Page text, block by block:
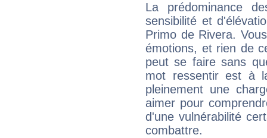
La prédominance
sensibilité et
Primo de Rivera.
émotions, et rien de
peut se faire sans
mot ressentir est à
pleinement une
aimer pour
d'une vulnérabilité
combattre.